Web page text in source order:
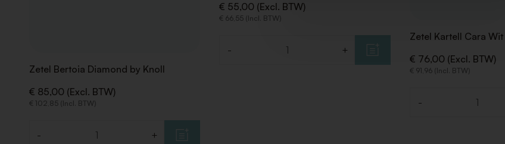
Zetel Bertoia Diamond by Knoll
€ 85,00 (Excl. BTW)
€ 102,85 (Incl. BTW)
- +
€ 55,00 (Excl. BTW)
€ 66,55 (Incl. BTW)
- +
Zetel Kartell Cara
€ 76,00 (Excl. BTW)
€ 91,96 (Incl. BTW)
-